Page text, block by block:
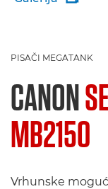
PISAČI MEGATANK
CANON
MB2150
Vrhunske